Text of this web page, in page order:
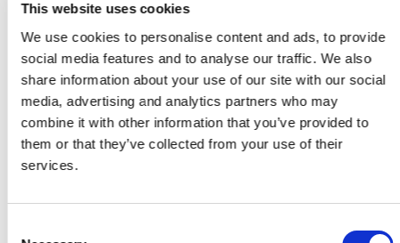
This website uses cookies
We use cookies to personalise content and ads, to provide
social media features and to analyse our traffic. We also
share information about your use of our site with our social
media, advertising and analytics partners who may
combine it with other information that you’ve provided to
them or that they’ve collected from your use of their
services.
Cloud-Integration, KI und Automatisierung Magic Software stellt
Weiterlesen
Redaktion